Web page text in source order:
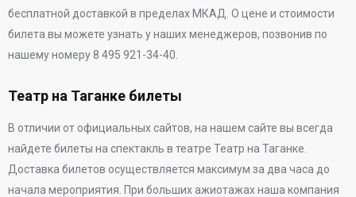
бесплатной доставкой в пределах МКАД. О цене и стоимости
билета вы можете узнать у наших менеджеров, позвонив по
нашему номеру 8 495 921-34-40.
Театр на Таганке билеты
В отличии от официальных сайтов, на нашем сайте вы всегда
найдете билеты на спектакль в театре Театр на Таганке.
Доставка билетов осуществляется максимум за два часа до
начала мероприятия. При больших ажиотажах наша компания